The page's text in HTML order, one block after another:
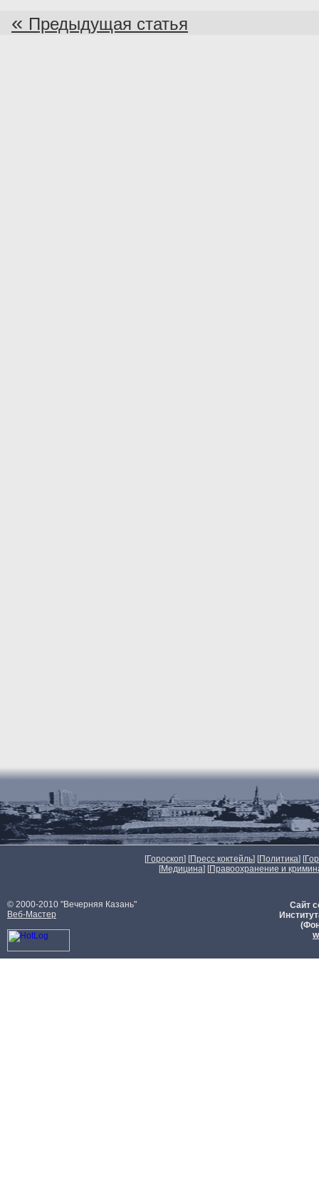
« Предыдущая статья
[Гороскоп] [Пресс коктейль] [Политика] [
[Медицина] [Правоохранение и
© 2000-2010 "Вечерняя Казань"
Веб-Мастер
Сайт